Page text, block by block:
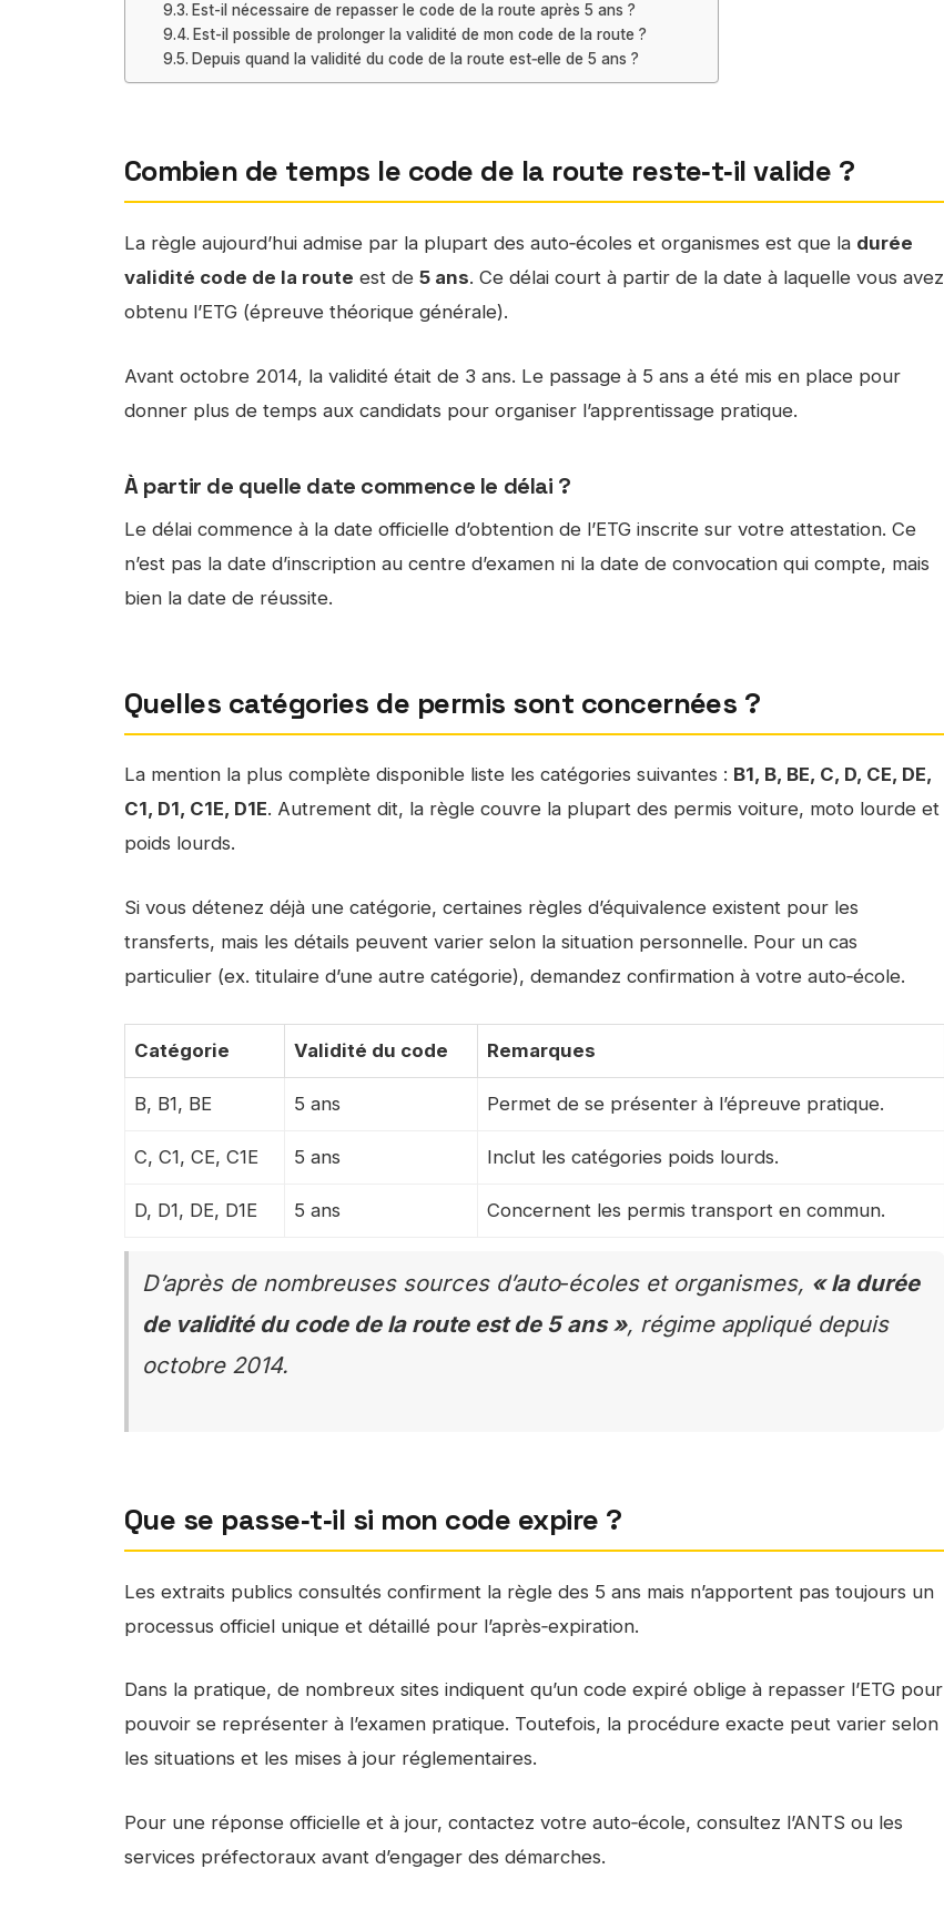
Est-il nécessaire de repasser le code de la route après 5 ans ?
Est-il possible de prolonger la validité de mon code de la route ?
Depuis quand la validité du code de la route est‑elle de 5 ans ?
Combien de temps le code de la route reste‑t‑il valide ?
La règle aujourd’hui admise par la plupart des auto‑écoles et organismes est que la durée
validité code de la route est de 5 ans. Ce délai court à partir de la date à laquelle vous avez
obtenu l’ETG (épreuve théorique générale).
Avant octobre 2014, la validité était de 3 ans. Le passage à 5 ans a été mis en place pour
donner plus de temps aux candidats pour organiser l’apprentissage pratique.
À partir de quelle date commence le délai ?
Le délai commence à la date officielle d’obtention de l’ETG inscrite sur votre attestation. Ce
n’est pas la date d’inscription au centre d’examen ni la date de convocation qui compte, mais
bien la date de réussite.
Quelles catégories de permis sont concernées ?
La mention la plus complète disponible liste les catégories suivantes : B1, B, BE, C, D, CE, DE,
C1, D1, C1E, D1E. Autrement dit, la règle couvre la plupart des permis voiture, moto lourde et
poids lourds.
Si vous détenez déjà une catégorie, certaines règles d’équivalence existent pour les
transferts, mais les détails peuvent varier selon la situation personnelle. Pour un cas
particulier (ex. titulaire d’une autre catégorie), demandez confirmation à votre auto‑école.
Catégorie Validité du code Remarques
B, B1, BE 5 ans Permet de se présenter à l’épreuve pratique.
C, C1, CE, C1E 5 ans Inclut les catégories poids lourds.
D, D1, DE, D1E 5 ans Concernent les permis transport en commun.
D’après de nombreuses sources d’auto‑écoles et organismes, « la durée
de validité du code de la route est de 5 ans », régime appliqué depuis
octobre 2014.
Que se passe‑t‑il si mon code expire ?
Les extraits publics consultés confirment la règle des 5 ans mais n’apportent pas toujours un
processus officiel unique et détaillé pour l’après‑expiration.
Dans la pratique, de nombreux sites indiquent qu’un code expiré oblige à repasser l’ETG pour
pouvoir se représenter à l’examen pratique. Toutefois, la procédure exacte peut varier selon
les situations et les mises à jour réglementaires.
Pour une réponse officielle et à jour, contactez votre auto‑école, consultez l’ANTS ou les
services préfectoraux avant d’engager des démarches.